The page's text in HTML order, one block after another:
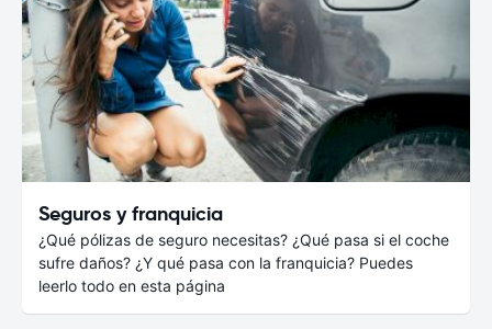
Seguros y franquicia
¿Qué pólizas de seguro necesitas? ¿Qué pasa si el coche
sufre daños? ¿Y qué pasa con la franquicia? Puedes
leerlo todo en esta página